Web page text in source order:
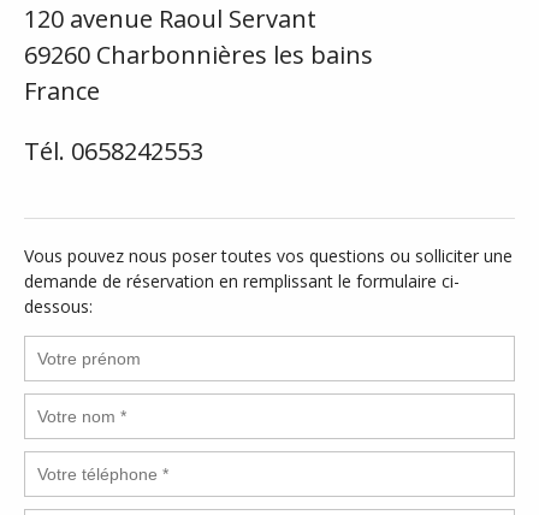
120 avenue Raoul Servant
69260 Charbonnières les bains
France
Tél. 0658242553
Vous pouvez nous poser toutes vos questions ou solliciter une
demande de réservation en remplissant le formulaire ci-
dessous: